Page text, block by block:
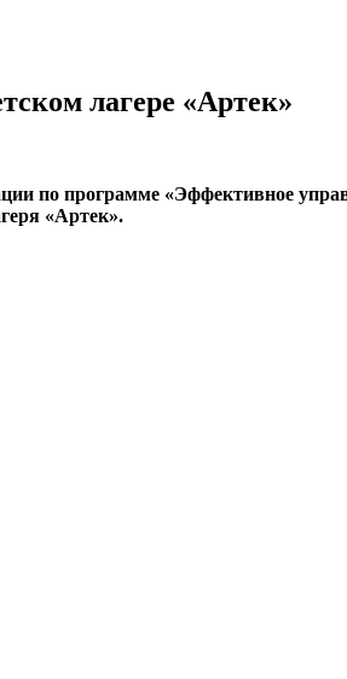
лагере «Артек»
программе «Эффективное
«Артек».